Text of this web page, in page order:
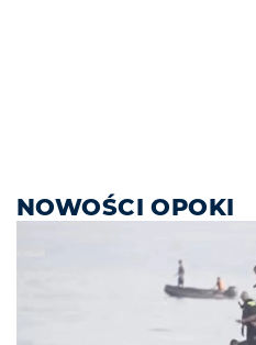
NOWOŚCI OPOKI